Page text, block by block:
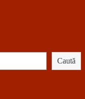
Caută